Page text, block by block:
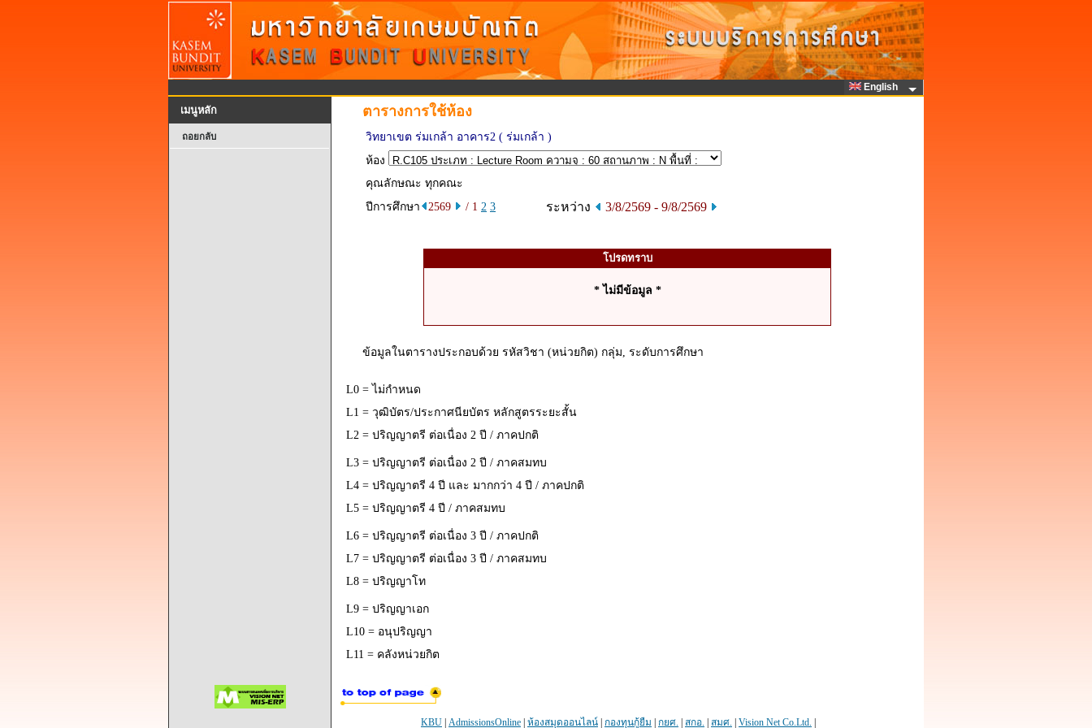
English
เมนูหลัก
ถอยกลับ
ตารางการใช้ห้อง
วิทยาเขต ร่มเกล้า อาคาร2 ( ร่มเกล้า )
ห้อง
คุณลักษณะ ทุกคณะ
ปีการศึกษา
2569 / 1 2 3 ระหว่าง 3/8/2569 - 9/8/2569
โปรดทราบ
* ไม่มีข้อมูล *
ข้อมูลในตารางประกอบด้วย รหัสวิชา (หน่วยกิต) กลุ่ม, ระดับการศึกษา
L0 = ไม่กำหนด
L1 = วุฒิบัตร/ประกาศนียบัตร หลักสูตรระยะสั้น
L2 = ปริญญาตรี ต่อเนื่อง 2 ปี / ภาคปกติ
L3 = ปริญญาตรี ต่อเนื่อง 2 ปี / ภาคสมทบ
L4 = ปริญญาตรี 4 ปี และ มากกว่า 4 ปี / ภาคปกติ
L5 = ปริญญาตรี 4 ปี / ภาคสมทบ
L6 = ปริญญาตรี ต่อเนื่อง 3 ปี / ภาคปกติ
L7 = ปริญญาตรี ต่อเนื่อง 3 ปี / ภาคสมทบ
L8 = ปริญญาโท
L9 = ปริญญาเอก
L10 = อนุปริญญา
L11 = คลังหน่วยกิต
KBU AdmissionsOnline ห้องสมุดออนไลน์ กองทุนกู้ยืม กยศ. สกอ. สมศ. Vision Net Co.Ltd.